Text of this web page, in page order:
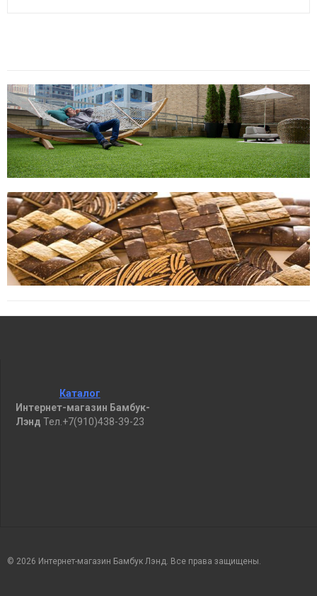
Каталог
Интернет-магазин Бамбук-
Лэнд Тел.+7(910)438-39-23
© 2026 Интернет-магазин Бамбук Лэнд. Все права защищены.